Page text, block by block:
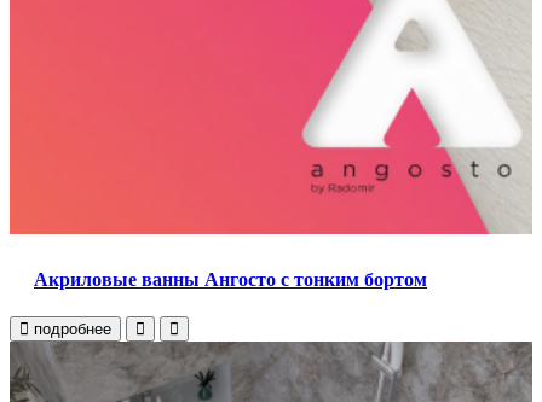
Акриловые ванны Ангосто с тонким бортом
подробнее